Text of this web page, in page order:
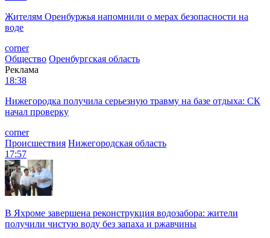
Жителям Оренбуржья напомнили о мерах безопасности на
воде
corner
Общество Оренбургская область
Реклама
18:38
Нижегородка получила серьезную травму на базе отдыха: СК
начал проверку
corner
Происшествия Нижегородская область
17:57
В Яхроме завершена реконструкция водозабора: жители
получили чистую воду без запаха и ржавчины